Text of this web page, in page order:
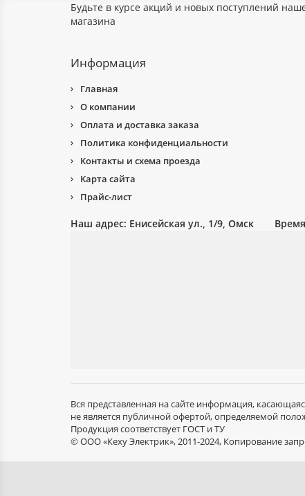
Будьте в курсе акций и новых поступлений
магазина
Информация
Главная
О компании
Оплата и доставка заказа
Политика конфиденциальности
Контакты и схема проезда
Карта сайта
Прайс-лист
Наш адрес: Енисейская ул., 1/9, Омск
Вся представленная на сайте информация,
не является публичной офертой, определяемой
Продукция соответствует ГОСТ и ТУ
© ООО «Кеху Электрик», 2011-2024, Копирование